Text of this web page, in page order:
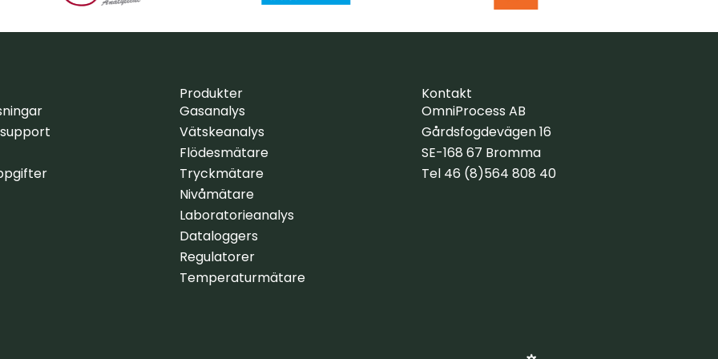
Produkter
Gasanalys
Vätskeanalys
Flödesmätare
Tryckmätare
Nivåmätare
Laboratorieanalys
Dataloggers
Regulatorer
Temperaturmätare
Kontakt
OmniProcess AB
Gårdsfogdevägen 16
SE-168 67 Bromma
Tel 46 (8)564 808 40